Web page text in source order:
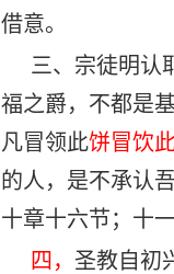
借意。
三、宗徒明认
福之爵，不都是
凡冒领此饼冒饮
的人，是不承认
十章十六节；十
四， 圣教自初